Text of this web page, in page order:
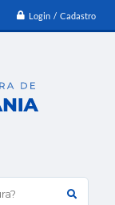
Login / Cadastro